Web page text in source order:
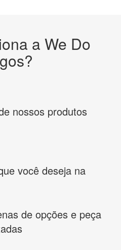
a We Do
nossos produtos
você deseja na
de opções e peça